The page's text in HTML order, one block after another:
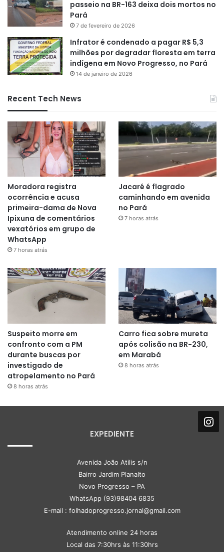
passeio na BR-163 deixa dois mortos no
Pará
7 de fevereiro de 2026
Infrator é condenado a pagar R$ 5,3
milhões por degradar floresta em terra
indígena em Novo Progresso, no Pará
14 de janeiro de 2026
Recent Tech News
Moradora registra
ocorrência e acusa
primeira-dama de Nova
Ipixuna de comentários
vexatórios em grupo de
WhatsApp
7 horas atrás
Jacaré é flagrado
caminhando em avenida
no Pará
7 horas atrás
Suspeito morre em
confronto com a PM
durante buscas por
investigado de
atropelamento no Pará
8 horas atrás
Carro fica sobre mureta
após colisão na BR-230,
em Marabá
8 horas atrás
EXPEDIENTE
Avenida João Atilis s/n
Bairro Jardim Planalto
Novo Progresso – PA
WhatsApp (93)98404 6835
E-mail : folhadoprogresso.jornal@gmail.com
Atendimento online 24 horas
Local das 7:30hrs às 11:30hrs